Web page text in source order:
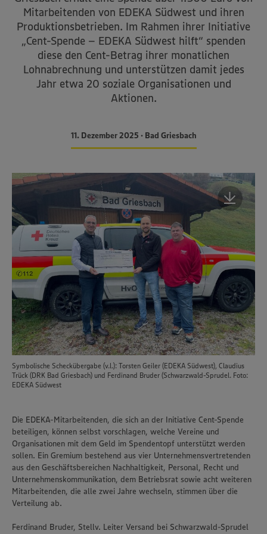
Mitarbeitenden von EDEKA Südwest und ihren
Produktionsbetrieben. Im Rahmen ihrer Initiative
„Cent-Spende – EDEKA Südwest hilft“ spenden
diese den Cent-Betrag ihrer monatlichen
Lohnabrechnung und unterstützen damit jedes
Jahr etwa 20 soziale Organisationen und
Aktionen.
11. Dezember 2025 • Bad Griesbach
Symbolische Scheckübergabe (v.l.): Torsten Geiler (EDEKA Südwest), Claudius
Trück (DRK Bad Griesbach) und Ferdinand Bruder (Schwarzwald-Sprudel. Foto:
EDEKA Südwest
Die EDEKA-Mitarbeitenden, die sich an der Initiative Cent-Spende
beteiligen, können selbst vorschlagen, welche Vereine und
Organisationen mit dem Geld im Spendentopf unterstützt werden
sollen. Ein Gremium bestehend aus vier Unternehmensvertretenden
aus den Geschäftsbereichen Nachhaltigkeit, Personal, Recht und
Unternehmenskommunikation, dem Betriebsrat sowie acht weiteren
Mitarbeitenden, die alle zwei Jahre wechseln, stimmen über die
Verteilung ab.
Ferdinand Bruder, Stellv. Leiter Versand bei Schwarzwald-Sprudel